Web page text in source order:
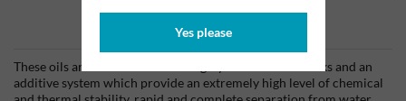
Yes please
Informations produits
These oils are formulated from highly refined base stocks and an
additive system which provide an extremely high level of chemical